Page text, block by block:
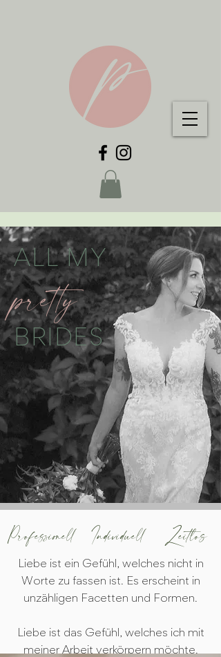
ALL MY
pretty
BRIDES
Professionell Individuell Zeitlos
Liebe ist ein Gefühl, welches nicht in
Worte zu fassen ist. Es erscheint in
unzähligen Facetten und Formen.
Liebe ist das Gefühl, welches ich mit
meiner Arbeit verkörpern möchte.